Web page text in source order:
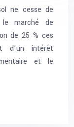
ne cesse de
marché de
de 25 % ces
d’un intérêt
et le